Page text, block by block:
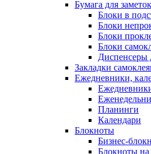
Бумага для заметок
Блоки в
Блоки
Блоки
Блоки
Диспенсеры
Закладки
Ежедневники,
Планинги
Календари
Блокноты
Бизнес-
Блокноты на